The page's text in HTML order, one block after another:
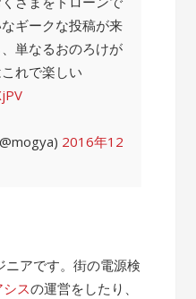
ギークな投稿が来
単なるおのろけが
れで楽しい
2016年12
ニアです。街の電源検
シスの運営をしたり、